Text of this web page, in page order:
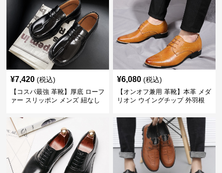
¥7,420 (税込)
【コスパ最強 革靴】厚底 ローフ
ァー スリッポン メンズ 紐なし
歩きやすい
¥6,080 (税込)
【オンオフ兼用 革靴】本革 メダ
リオン ウイングチップ 外羽根
代 歩きやすい